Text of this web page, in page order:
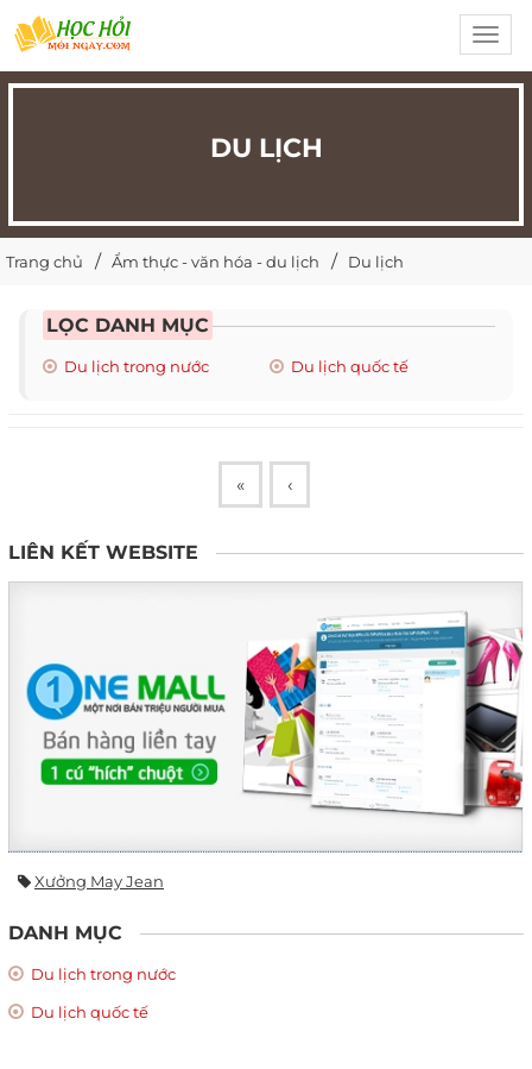
DU LỊCH
Trang chủ Ẩm thực - văn hóa - du lịch Du lịch
LỌC DANH MỤC
Du lịch trong nước Du lịch quốc tế
« ‹
LIÊN KẾT WEBSITE
Xưởng May Jean
DANH MỤC
Du lịch trong nước
Du lịch quốc tế